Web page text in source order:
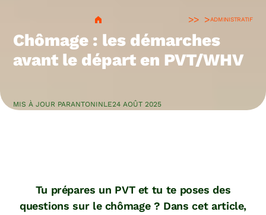
> ADMINISTRATIF
Chômage : les démarches
avant le départ en PVT/WHV
MIS À JOUR PARANTONINLE24 AOÛT 2025
Tu prépares un PVT et tu te poses des
questions sur le chômage ? Dans cet article,